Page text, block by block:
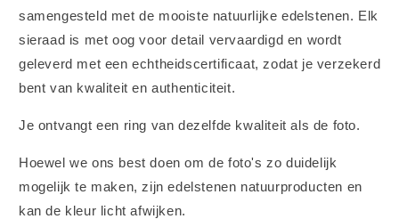
samengesteld met de mooiste natuurlijke edelstenen. Elk
sieraad is met oog voor detail vervaardigd en wordt
geleverd met een echtheidscertificaat, zodat je verzekerd
bent van kwaliteit en authenticiteit.
Je ontvangt een ring van dezelfde kwaliteit als de foto.
Hoewel we ons best doen om de foto's zo duidelijk
mogelijk te maken, zijn edelstenen natuurproducten en
kan de kleur licht afwijken.